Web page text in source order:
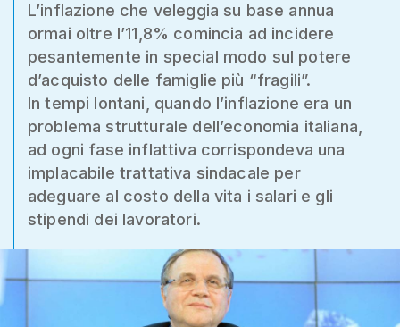
L’inflazione che veleggia su base annua
ormai oltre l’11,8% comincia ad incidere
pesantemente in special modo sul potere
d’acquisto delle famiglie più “fragili”.
In tempi lontani, quando l’inflazione era un
problema strutturale dell’economia italiana,
ad ogni fase inflattiva corrispondeva una
implacabile trattativa sindacale per
adeguare al costo della vita i salari e gli
stipendi dei lavoratori.